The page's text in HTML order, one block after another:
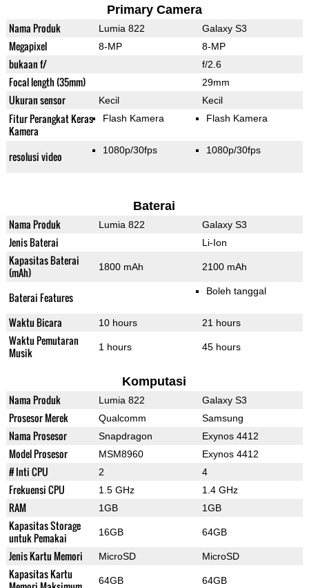
Primary Camera
Nama Produk Lumia 822 Galaxy S3
Megapixel 8-MP 8-MP
bukaan f/ f/2.6
Focal length (35mm) 29mm
Ukuran sensor Kecil Kecil
Fitur Perangkat Keras
Kamera
Flash Kamera Flash Kamera
resolusi video 1080p/30fps 1080p/30fps
Baterai
Nama Produk Lumia 822 Galaxy S3
Jenis Baterai Li-Ion
Kapasitas Baterai
(mAh)
1800 mAh 2100 mAh
Baterai Features Boleh tanggal
Waktu Bicara 10 hours 21 hours
Waktu Pemutaran
Musik
1 hours 45 hours
Komputasi
Nama Produk Lumia 822 Galaxy S3
Prosesor Merek Qualcomm Samsung
Nama Prosesor Snapdragon Exynos 4412
Model Prosesor MSM8960 Exynos 4412
# Inti CPU 2 4
Frekuensi CPU 1.5 GHz 1.4 GHz
RAM 1GB 1GB
Kapasitas Storage
untuk Pemakai
16GB 64GB
Jenis Kartu Memori MicroSD MicroSD
Kapasitas Kartu
64GB 64GB